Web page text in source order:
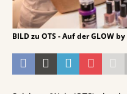
BILD zu OTS - Auf der GLOW